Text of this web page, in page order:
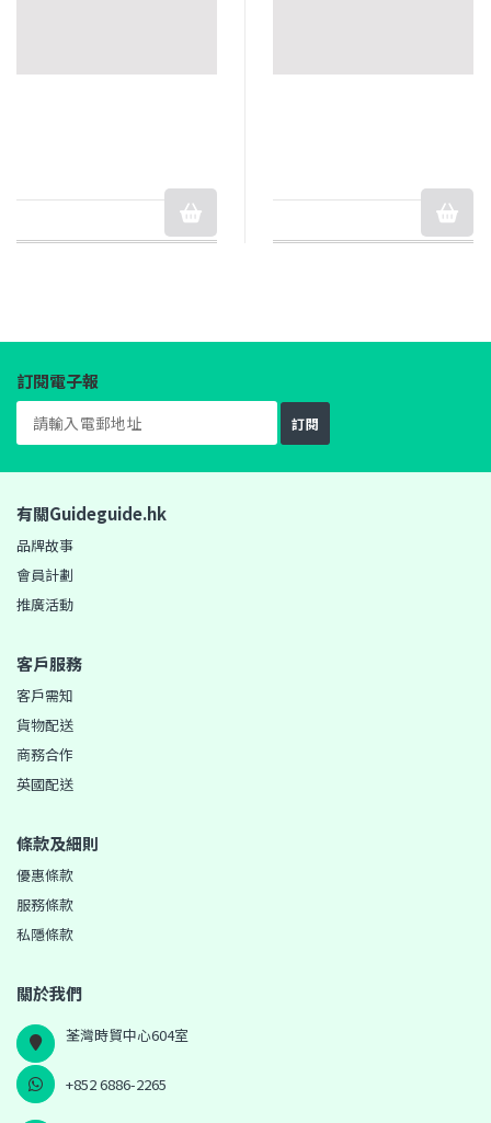
訂閱電子報
訂閱
有關Guideguide.hk
品牌故事
會員計劃
推廣活動
客戶服務
客戶需知
貨物配送
商務合作
英國配送
條款及細則
優惠條款
服務條款
私隱條款
關於我們
荃灣時貿中心604室
+852 6886-2265